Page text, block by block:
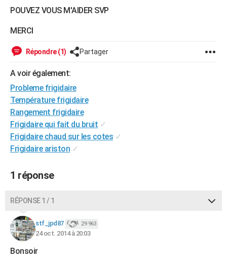
Destinations
City break
Voyage nature
Voyage de noces
Forum
Climat
BONS PLANS
CARTE DE VOEUX
Carte de Noël
Carte Bonne année
Carte Saint-Valentin
Carte Pâques
Carte d'anniversaire
DICTIONNAIRE
COPAINS D'AVANT
S'inscrire
Se connecter
Lycées
Collèges
Primaires
Universités
Entreprises
Service militaire
Avis de recherche
AVIS DE DÉCÈS
FORUM
Bricolage
Lifestyle
Culture
Sport
Auto
Television
Voyage
Cinema
POUVEZ VOUS M'AIDER SVP
MERCI
Répondre (1) Partager
A voir également:
Probleme frigidaire
Température frigidaire
Rangement frigidaire
Frigidaire qui fait du bruit ✓
Frigidaire chaud sur les cotes ✓
Frigidaire ariston ✓
1 réponse
RÉPONSE 1 / 1
stf_jpd87 29 963
24 oct. 2014 à 20:03
Bonsoir